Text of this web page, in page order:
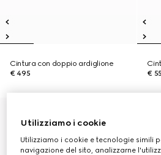
Cintura con doppio ardiglione
€ 495
€
Utilizziamo i cookie
Utilizziamo i cookie e tecnologie simili
navigazione del sito, analizzarne